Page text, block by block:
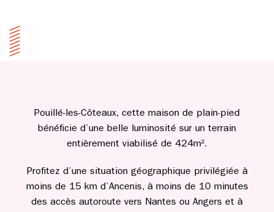
Pouillé-les-Côteaux, cette maison de plain-pied
bénéficie d’une belle luminosité sur un terrain
entièrement viabilisé de 424m².
Profitez d’une situation géographique privilégiée à
moins de 15 km d’Ancenis, à moins de 10 minutes
des accès autoroute vers Nantes ou Angers et à